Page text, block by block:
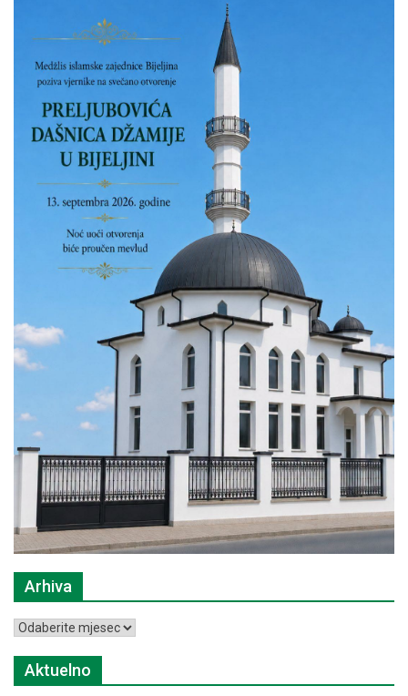
Arhiva
Arhiva
Aktuelno